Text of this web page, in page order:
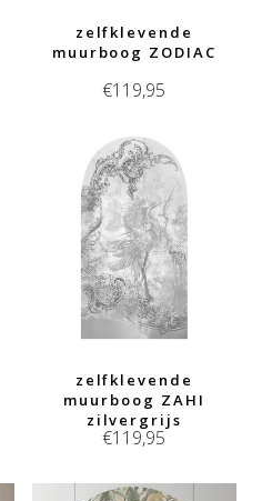
zelfklevende
muurboog ZODIAC
€119,95
zelfklevende
muurboog ZAHI
zilvergrijs
€119,95